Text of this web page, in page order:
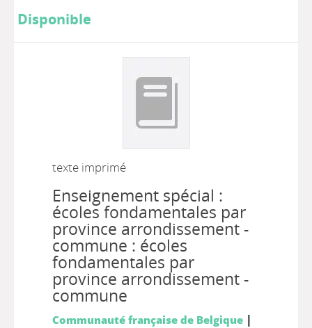
Disponible
texte imprimé
Enseignement spécial :
écoles fondamentales par
province arrondissement -
commune : écoles
fondamentales par
province arrondissement -
commune
Communauté française de Belgique |